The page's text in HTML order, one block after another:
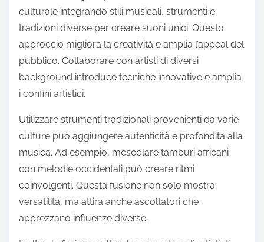
migliorando l’appeal globale.
La tecnologia gioca un ruolo significativo nel
plasmare queste tendenze. Le workstation audio
digitali e i social media facilitano la collaborazione
globale, consentendo agli artisti di connettersi e
condividere influenze. Questa accessibilità favorisce
espressioni musicali innovative.
Man mano che la musica di fusione culturale
continua a crescere, è probabile che abbracci
strumenti e tecniche più non convenzionali. Gli artisti
sono attesi a esplorare l’uso di strumenti non
occidentali, come il sitar o il djembe, integrandoli nei